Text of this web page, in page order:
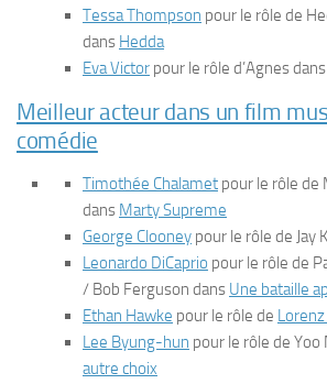
Tessa Thompson pour le rôle de
dans Hedda
Eva Victor pour le rôle d’Agnes dans
Meilleur acteur dans un film
comédie
Timothée Chalamet pour le rôle de
dans Marty Supreme
George Clooney pour le rôle de Jay
Leonardo DiCaprio pour le rôle de
/ Bob Ferguson dans Une bataille
Ethan Hawke pour le rôle de
Lee Byung-hun pour le rôle de
autre choix